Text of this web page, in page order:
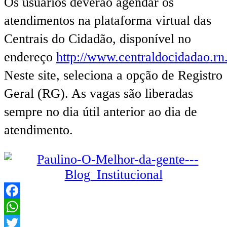
atendimentos na plataforma virtual das
Centrais do Cidadão, disponível no
endereço http://
Neste site, seleciona a opção de Registro
Geral (RG). As vagas são liberadas
sempre no dia útil anterior ao dia de
atendimento.
Facebook
WhatsApp